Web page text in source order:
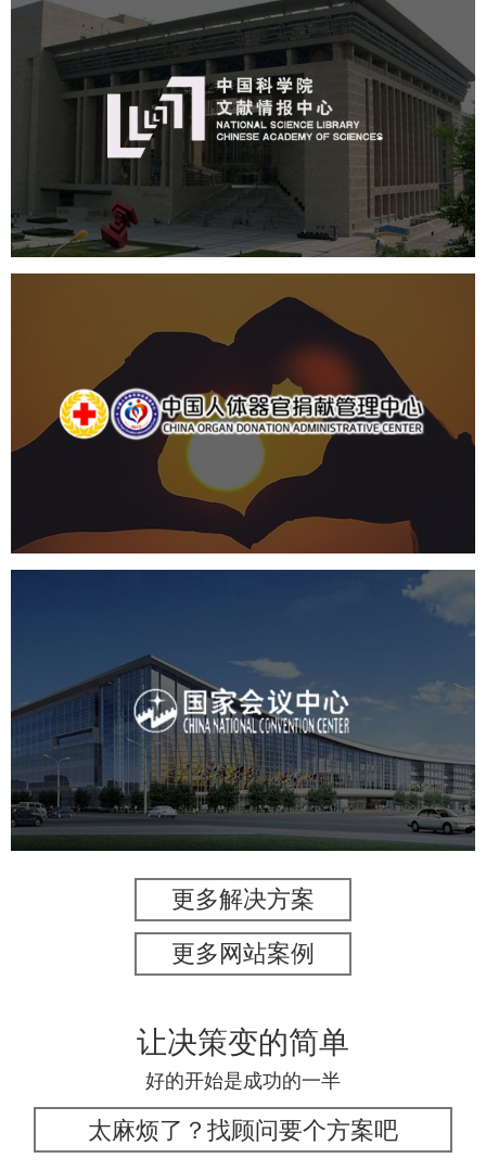
中国科学院文献情报中心
网站建设
数字博物馆建设
展厅空间设计
产品展厅设计
中国人体器官捐献管理中心
国企 品牌官网 网站建设
国家会议中心
专业服务 网站建设 网站设计
更多解决方案
更多网站案例
让决策变的简单
好的开始是成功的一半
太麻烦了？找顾问要个方案吧